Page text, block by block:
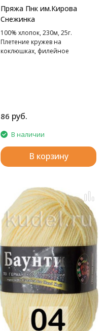
Пряжа Пнк им.Кирова
Снежинка
100% хлопок, 230м, 25г.
Плетение кружев на
коклюшках, филейное
86 руб.
В наличии
В корзину